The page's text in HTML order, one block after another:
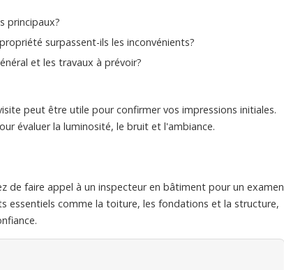
principaux?
surpassent-ils les inconvénients?
et les travaux à prévoir?
peut être utile pour confirmer vos impressions initiales.
évaluer la luminosité, le bruit et l'ambiance.
de faire appel à un inspecteur en bâtiment pour un examen
essentiels comme la toiture, les fondations et la structure,